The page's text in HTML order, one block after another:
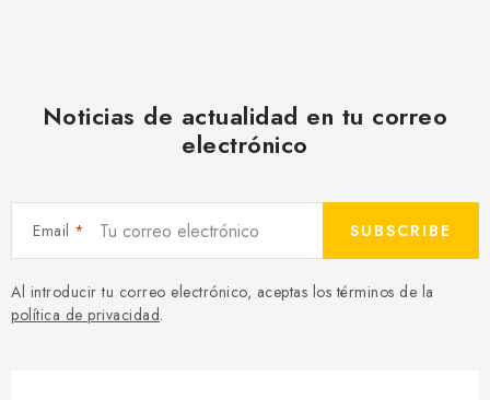
Noticias de actualidad en tu correo
electrónico
Email
Al introducir tu correo electrónico, aceptas los términos de la
política de privacidad.
SUBSCRIBE